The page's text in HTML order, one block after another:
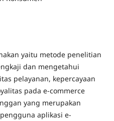
yaitu metode penelitian
dan mengetahui
pelayanan, kepercayaan
pada e-commerce
yang merupakan
aplikasi e-